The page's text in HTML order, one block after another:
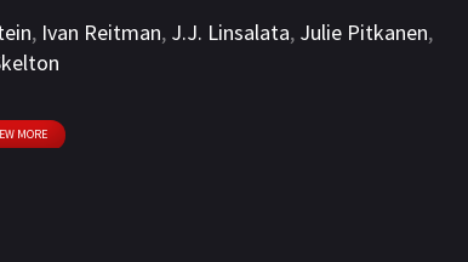
, Ivan Reitman, J.J. Linsalata, Julie Pitkanen,
MORE